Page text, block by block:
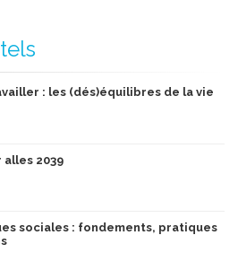
: les (dés)équilibres de la vie
alles 2039
sociales : fondements, pratiques